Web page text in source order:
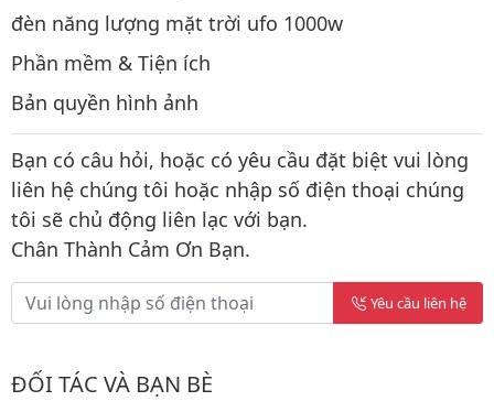
đèn năng lượng mặt trời ufo 1000w
Phần mềm & Tiện ích
Bản quyền hình ảnh
Bạn có câu hỏi, hoặc có yêu cầu đặt biệt vui lòng
liên hệ chúng tôi hoặc nhập số điện thoại chúng
tôi sẽ chủ động liên lạc với bạn.
Chân Thành Cảm Ơn Bạn.
Yêu cầu liên hệ
ĐỐI TÁC VÀ BẠN BÈ